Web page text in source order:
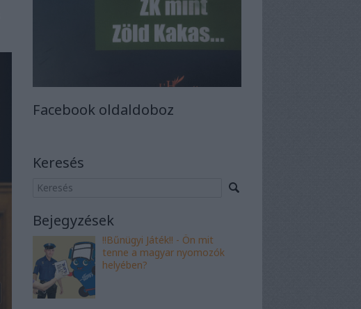
Facebook oldaldoboz
Keresés
Bejegyzések
!!Bűnügyi Játék!! - Ön mit
tenne a magyar nyomozók
helyében?